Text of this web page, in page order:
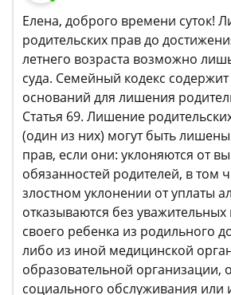
Елена, доброго времени суток!
родительских прав до
летнего возраста возможно
суда. Семейный кодекс
оснований для лишения
Статья 69. Лишение
(один из них) могут быть
прав, если они: уклоняются от
обязанностей родителей, в том
злостном уклонении от уплаты
отказываются без
своего ребенка из родильного
либо из иной медицинской
образовательной организации,
социального обслуживания или